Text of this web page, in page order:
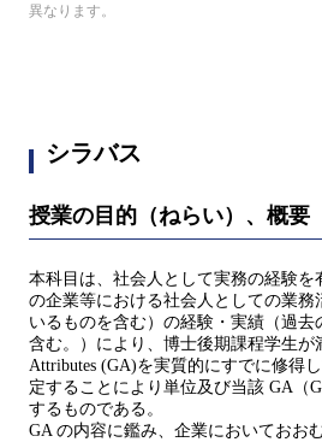
異なります。
シラバス
授業の目的（ねらい）、概要
本科目は、社会人として実務の経験を
の企業等における社会人としての業務
いるものを含む）の経験・実績（過去
含む。）により、博士後期課程学生が
Attributes (GA)を実質的にすでに修得
定することにより単位及び当該 GA（
するものである。
GA の内容に鑑み、企業においておお